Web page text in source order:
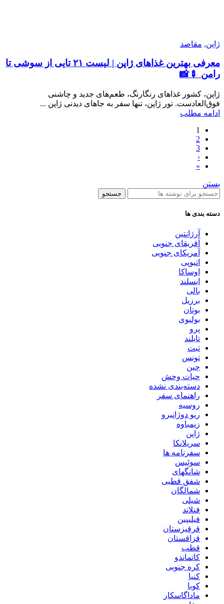
ژاپن, مقاصد
معرفی بهترین غذاهای ژاپن | لیست ۲۱ تایی از سوشی تا
رامن‌ 🍢📸
ژاپن، کشور غذاهای رنگارنگ، طعم‌های جدید و چاشنی
فوق‌العادست. تور ژاپن، تنها سفر به جاهای دیدنی ژاپن ...
ادامه مطلب
1
2
3
›
»
بستن
جستجو
دسته بندی ها
آرژانتین
آفریقای جنوبی
آمریکای جنوبی
اتیوپی
اوساکا
ایسلند
بالی
برزیل
بوتان
بولیوی
پرو
تایلند
تبت
تونس
چین
حیات وحش
دسته‌بندی نشده
راهنمای سفر
روسیه
ریو دوژانیرو
زیمباوه
ژاپن
سریلانکا
سفرنامه ها
سوئیس
شانگهای
شفق قطبی
شمالگان
شیلی
فنلاند
فیلیپین
قرقیزستان
قزاقستان
قطب
کاتماندو
کره جنوبی
کنیا
کوبا
ماداگاسکار